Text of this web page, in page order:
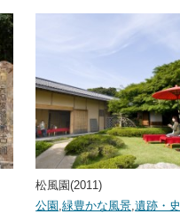
松風園(2011)
公園 ,緑豊かな風景 ,遺跡・史